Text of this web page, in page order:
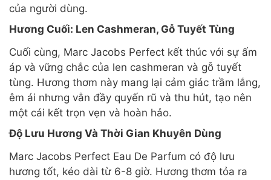
của người dùng.
Hương Cuối: Len Cashmeran, Gỗ Tuyết Tùng
Cuối cùng, Marc Jacobs Perfect kết thúc với sự ấm
áp và vững chắc của len cashmeran và gỗ tuyết
tùng. Hương thơm này mang lại cảm giác trầm lắng,
êm ái nhưng vẫn đầy quyến rũ và thu hút, tạo nên
một cái kết trọn vẹn và hoàn hảo.
Độ Lưu Hương Và Thời Gian Khuyên Dùng
Marc Jacobs Perfect Eau De Parfum có độ lưu
hương tốt, kéo dài từ 6-8 giờ. Hương thơm tỏa ra